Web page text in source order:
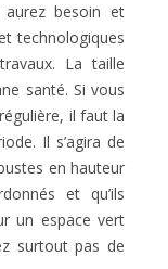
besoin et
technologiques
La taille
santé. Si vous
il faut la
Il s’agira de
en hauteur
et qu’ils
un espace vert
surtout pas de